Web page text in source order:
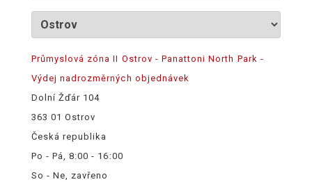
Průmyslová zóna II Ostrov - Panattoni North Park -
Výdej nadrozměrných objednávek
Dolní Žďár 104
363 01 Ostrov
Česká republika
Po - Pá, 8:00 - 16:00
So - Ne, zavřeno